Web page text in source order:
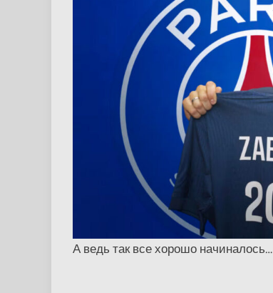
А ведь так все хорошо начиналось…